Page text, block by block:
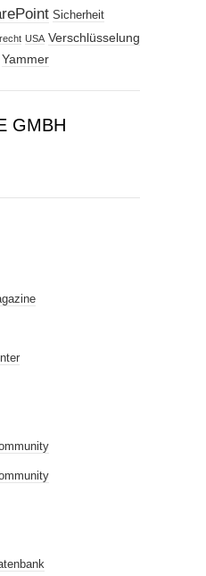
Sicherheit
USA Verschlüsselung
Yammer
GMBH